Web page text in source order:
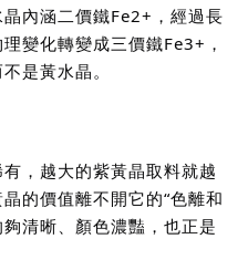
內涵二價鐵Fe2+，經過長
變化轉變成三價鐵Fe3+，
是黃水晶。
，越大的紫黃晶取料就越
的價值離不開它的“色離和
清晰、顏色濃豔，也正是